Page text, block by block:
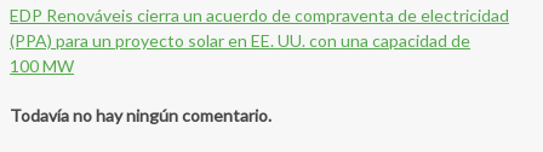
EDP Renováveis cierra un acuerdo de compraventa de electricidad
(PPA) para un proyecto solar en EE. UU. con una capacidad de
100 MW
Todavía no hay ningún comentario.